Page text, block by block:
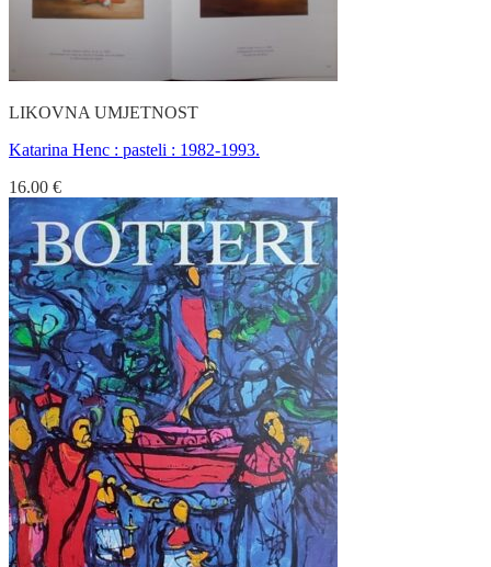
LIKOVNA UMJETNOST
Katarina Henc : pasteli : 1982-1993.
16.00 €